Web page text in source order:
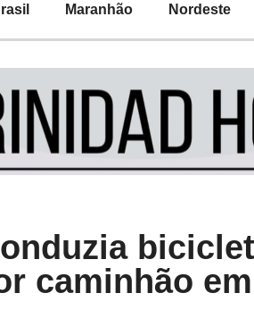
Maranhão Nordeste
caminhão